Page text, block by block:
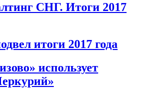
СНГ. Итоги 2017
итоги 2017 года
использует